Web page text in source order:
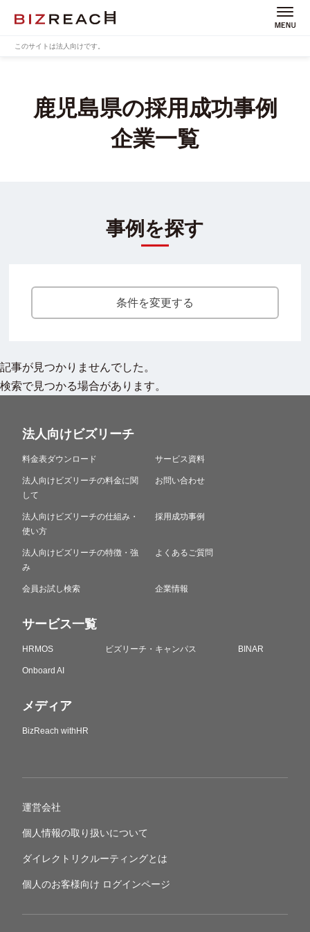
このサイトは法人向けです。
鹿児島県の採用成功事例
企業一覧
事例を探す
条件を変更する
記事が見つかりませんでした。
検索で見つかる場合があります。
法人向けビズリーチ
料金表ダウンロード
法人向けビズリーチの料金に関
して
法人向けビズリーチの仕組み・
使い方
法人向けビズリーチの特徴・強
み
会員お試し検索
サービス資料
お問い合わせ
採用成功事例
よくあるご質問
企業情報
サービス一覧
HRMOS ビズリーチ・キャンパス BINAR
Onboard AI
メディア
BizReach withHR
運営会社
個人情報の取り扱いについて
ダイレクトリクルーティングとは
個人のお客様向け ログインページ